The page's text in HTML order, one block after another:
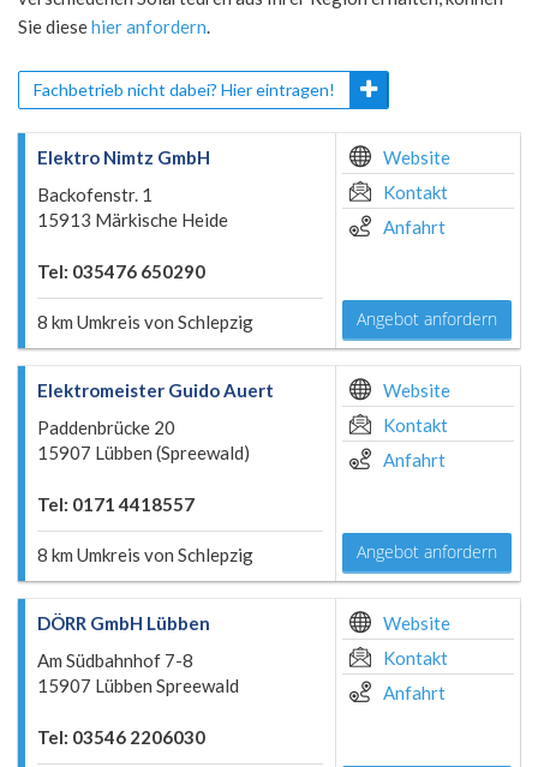
Sie diesehier anfordern.
Fachbetrieb nicht dabei? Hier eintragen!
Elektro Nimtz GmbH
Backofenstr. 1
15913 Märkische Heide
Tel: 035476 650290
8 km Umkreis von Schlepzig
Website
Kontakt
Anfahrt
Angebot anfordern
Elektromeister Guido Auert
Paddenbrücke 20
15907 Lübben (Spreewald)
Tel: 0171 4418557
8 km Umkreis von Schlepzig
Website
Kontakt
Anfahrt
Angebot anfordern
DÖRR GmbH Lübben
Am Südbahnhof 7-8
15907 Lübben Spreewald
Tel: 03546 2206030
Website
Kontakt
Anfahrt